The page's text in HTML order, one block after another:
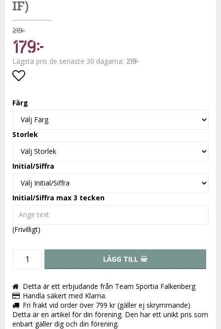
IF)
219 kr
179 kr
Lägsta pris de senaste 30 dagarna 219 kr
Färg
Storlek
Initial/Siffra
Initial/Siffra max 3 tecken
(Frivilligt)
LÄGG TILL
Detta är ett erbjudande från Team Sportia Falkenberg
Handla säkert med Klarna.
Fri frakt vid order över 799 kr (gäller ej skrymmande)
Detta är en artikel för din förening. Den har ett unikt pris som
enbart gäller dig och din förening.